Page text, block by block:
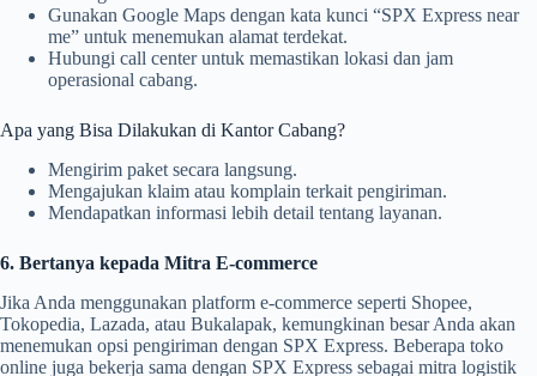
Gunakan Google Maps dengan kata kunci “SPX Express near
me” untuk menemukan alamat terdekat.
Hubungi call center untuk memastikan lokasi dan jam
operasional cabang.
Apa yang Bisa Dilakukan di Kantor Cabang?
Mengirim paket secara langsung.
Mengajukan klaim atau komplain terkait pengiriman.
Mendapatkan informasi lebih detail tentang layanan.
6. Bertanya kepada Mitra E-commerce
Jika Anda menggunakan platform e-commerce seperti Shopee,
Tokopedia, Lazada, atau Bukalapak, kemungkinan besar Anda akan
menemukan opsi pengiriman dengan SPX Express. Beberapa toko
online juga bekerja sama dengan SPX Express sebagai mitra logistik